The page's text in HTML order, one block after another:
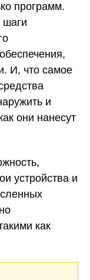
программ.
шаги
И, что самое
и
они нанесут
устройства и
как